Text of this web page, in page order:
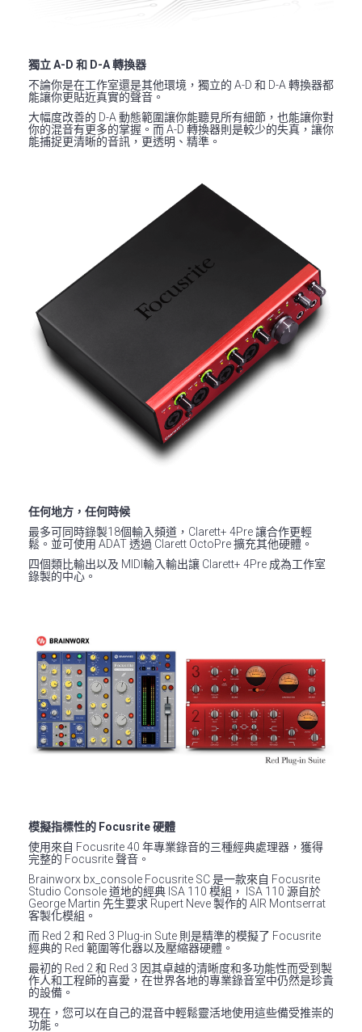
獨立 A-D 和 D-A 轉換器
不論你是在工作室還是其他環境，獨立的 A-D 和 D-A 轉換器都
能讓你更貼近真實的聲音。
大幅度改善的 D-A 動態範圍讓你能聽見所有細節，也能讓你對
你的混音有更多的掌握。而 A-D 轉換器則是較少的失真，讓你
能捕捉更清晰的音訊，更透明、精準。
任何地方，任何時候
最多可同時錄製18個輸入頻道，Clarett+ 4Pre 讓合作更輕
鬆。並可使用 ADAT 透過 Clarett OctoPre 擴充其他硬體。
四個類比輸出以及 MIDI輸入輸出讓 Clarett+ 4Pre 成為工作室
錄製的中心。
模擬指標性的 Focusrite 硬體
使用來自 Focusrite 40 年專業錄音的三種經典處理器，獲得
完整的 Focusrite 聲音。
Brainworx bx_console Focusrite SC 是一款來自 Focusrite
Studio Console 道地的經典 ISA 110 模組， ISA 110 源自於
George Martin 先生要求 Rupert Neve 製作的 AIR Montserrat
客製化模組。
而 Red 2 和 Red 3 Plug-in Sute 則是精準的模擬了 Focusrite
經典的 Red 範圍等化器以及壓縮器硬體。
最初的 Red 2 和 Red 3 因其卓越的清晰度和多功能性而受到製
作人和工程師的喜愛，在世界各地的專業錄音室中仍然是珍貴
的設備。
現在，您可以在自己的混音中輕鬆靈活地使用這些備受推崇的
功能。